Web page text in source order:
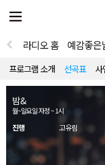
전
체
뉴
열
라디오 홈 예감좋은
프로그램 소개 선곡표 사
밤&
월~일요일 자정 ~ 1시
진행 고유림